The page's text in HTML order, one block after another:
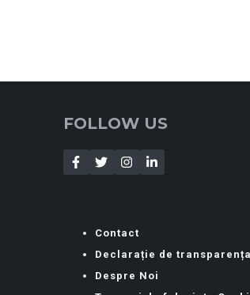
FOLLOW US
Contact
Declarație de transparența
Despre Noi